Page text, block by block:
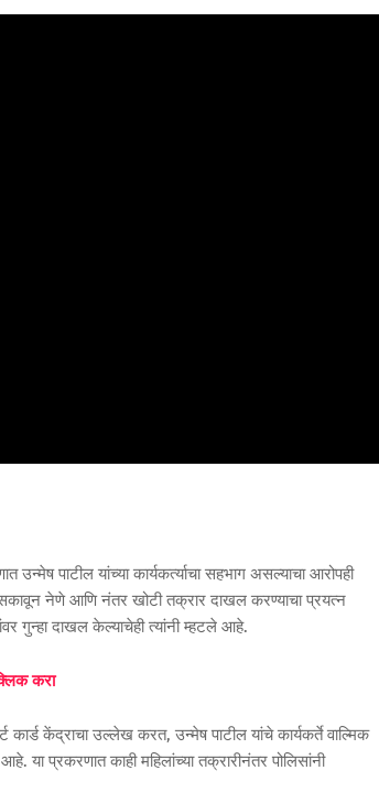
पाटील यांच्या कार्यकर्त्याचा सहभाग असल्याचा आरोपही
नेणे आणि नंतर खोटी तक्रार दाखल करण्याचा प्रयत्न
गुन्हा दाखल केल्याचेही त्यांनी म्हटले आहे.
करा
कार्ड केंद्राचा उल्लेख करत, उन्मेष पाटील यांचे कार्यकर्ते वाल्मिक
या प्रकरणात काही महिलांच्या तक्रारीनंतर पोलिसांनी